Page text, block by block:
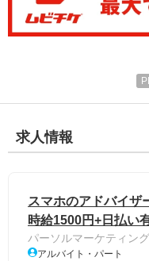
求人情報
スマホのアドバイザ
時給1500円+日払い
パーソルマーケティン
アルバイト・パート